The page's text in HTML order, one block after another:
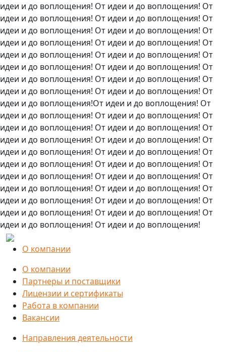
идеи и до воплощения! От идеи и до воплощения! От
идеи и до воплощения! От идеи и до воплощения! От
идеи и до воплощения! От идеи и до воплощения! От
идеи и до воплощения! От идеи и до воплощения! От
идеи и до воплощения! От идеи и до воплощения! От
идеи и до воплощения! От идеи и до воплощения! От
идеи и до воплощения! От идеи и до воплощения! От
идеи и до воплощения! От идеи и до воплощения! От
идеи и до воплощения!От идеи и до воплощения! От
идеи и до воплощения! От идеи и до воплощения! От
идеи и до воплощения! От идеи и до воплощения! От
идеи и до воплощения! От идеи и до воплощения! От
идеи и до воплощения! От идеи и до воплощения! От
идеи и до воплощения! От идеи и до воплощения! От
идеи и до воплощения! От идеи и до воплощения! От
идеи и до воплощения! От идеи и до воплощения! От
идеи и до воплощения! От идеи и до воплощения! От
идеи и до воплощения! От идеи и до воплощения! От
идеи и до воплощения! От идеи и до воплощения!
О компании
О компании
Партнеры и поставщики
Лицензии и сертификаты
Работа в компании
Вакансии
Направления деятельности